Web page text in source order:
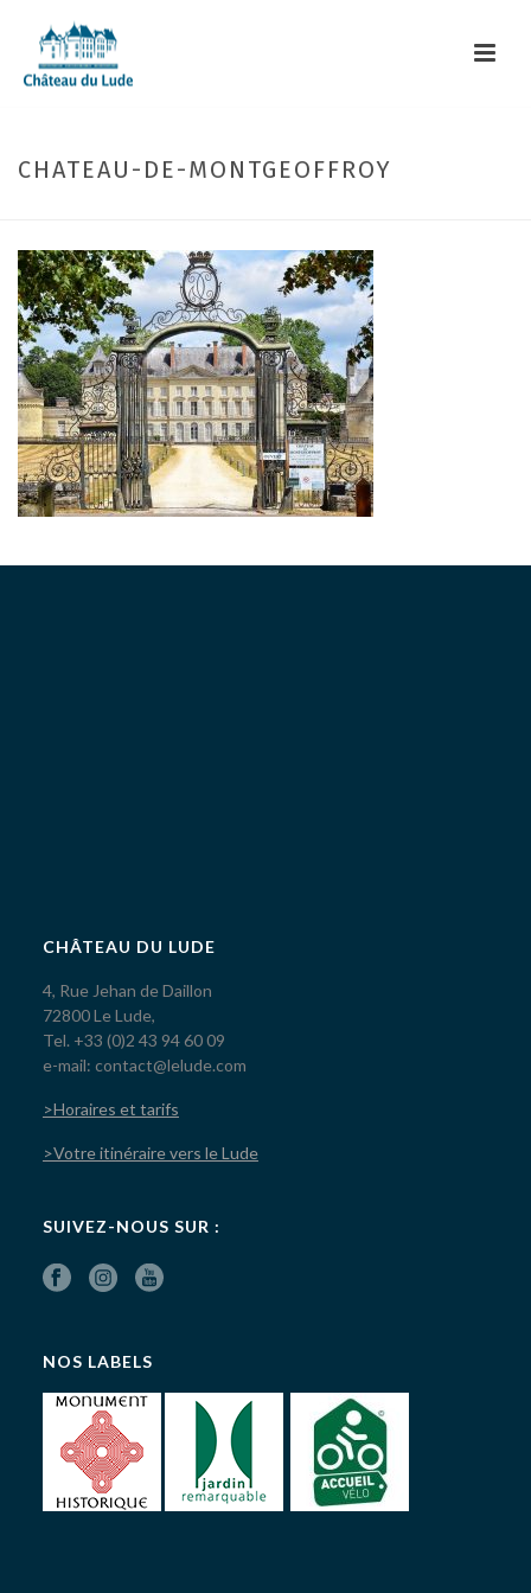
CHATEAU-DE-MONTGEOFFROY
CHÂTEAU DU LUDE
4, Rue Jehan de Daillon
72800 Le Lude,
Tel. +33 (0)2 43 94 60 09
e-mail: contact@lelude.com
>Horaires et tarifs
>Votre itinéraire vers le Lude
SUIVEZ-NOUS SUR :
NOS LABELS